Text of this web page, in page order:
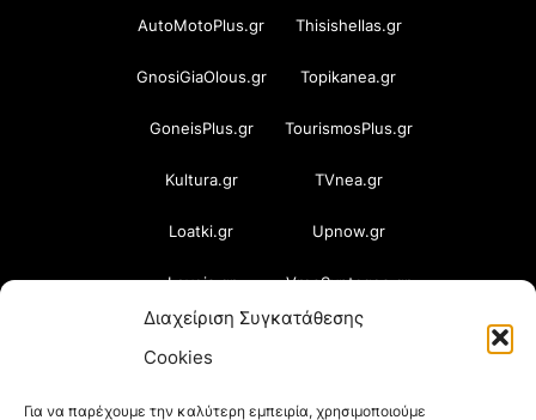
Διαχείριση Συγκατάθεσης
Cookies
Για να παρέχουμε την καλύτερη εμπειρία, χρησιμοποιούμε
AutoMotoPlus.gr Thisishellas.gr
GnosiGiaOlous.gr Topikanea.gr
GoneisPlus.gr TourismosPlus.gr
Kultura.gr TVnea.gr
Loatki.gr Upnow.gr
Loveis.gr VresSyntages.gr
ModernaGynaika.gr Xristianika.gr